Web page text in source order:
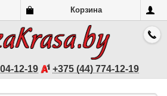
Корзина
12-19 +375 (44) 774-12-19